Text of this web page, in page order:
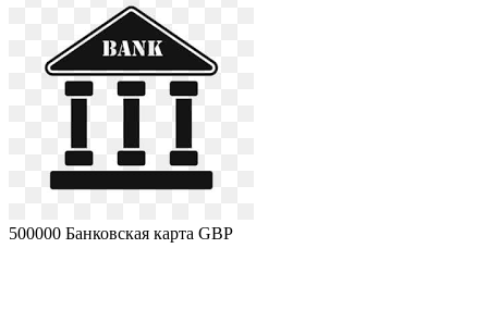
500000 Банковская карта GBP